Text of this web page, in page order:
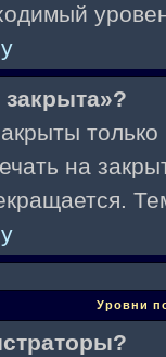
закрыта»?
на
Уровни